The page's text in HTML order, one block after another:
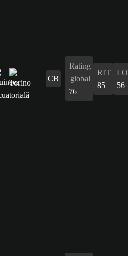
CB
Rating
global
76
RIT
85
56